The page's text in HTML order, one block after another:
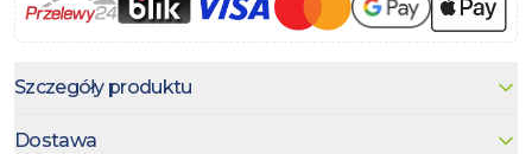
Szczegóły produktu
Dostawa